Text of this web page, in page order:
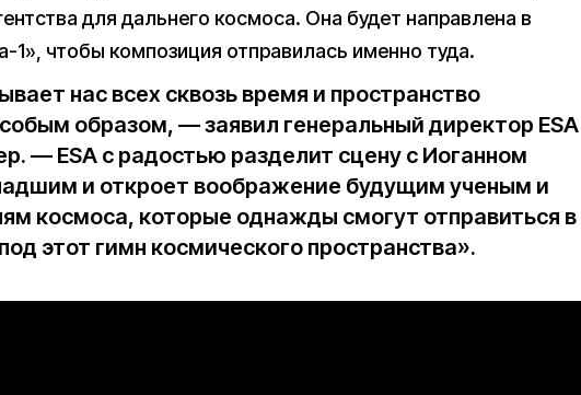
для дальнего космоса. Она будет направлена в
1», чтобы композиция отправилась именно туда.
нас всех сквозь время и пространство
образом, — заявил генеральный директор ESA
— ESA с радостью разделит сцену с Иоганном
и откроет воображение будущим ученым и
космоса, которые однажды смогут отправиться в
этот гимн космического пространства».